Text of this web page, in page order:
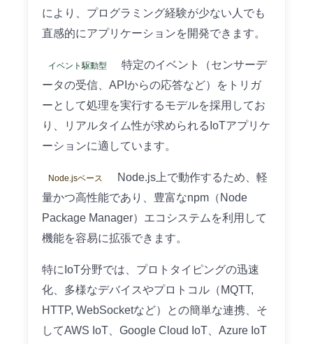
により、プログラミング経験が少ない人でも
直感的にアプリケーションを開発できます。
イベント駆動型
特定のイベント（センサーデ
ータの受信、APIからの応答など）をトリガ
ーとして処理を実行するモデルを採用してお
り、リアルタイム性が求められるIoTアプリケ
ーションに適しています。
Node.jsベース
Node.js上で動作するため、軽
量かつ高性能であり、豊富なnpm（Node
Package Manager）エコシステムを利用して
機能を容易に拡張できます。
特にIoT分野では、プロトタイピングの迅速
化、多様なデバイスやプロトコル（MQTT,
HTTP, WebSocketなど）との簡単な連携、そ
してAWS IoT、Google Cloud IoT、Azure IoT